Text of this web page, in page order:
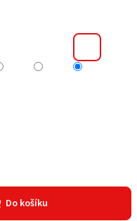
Do košíku